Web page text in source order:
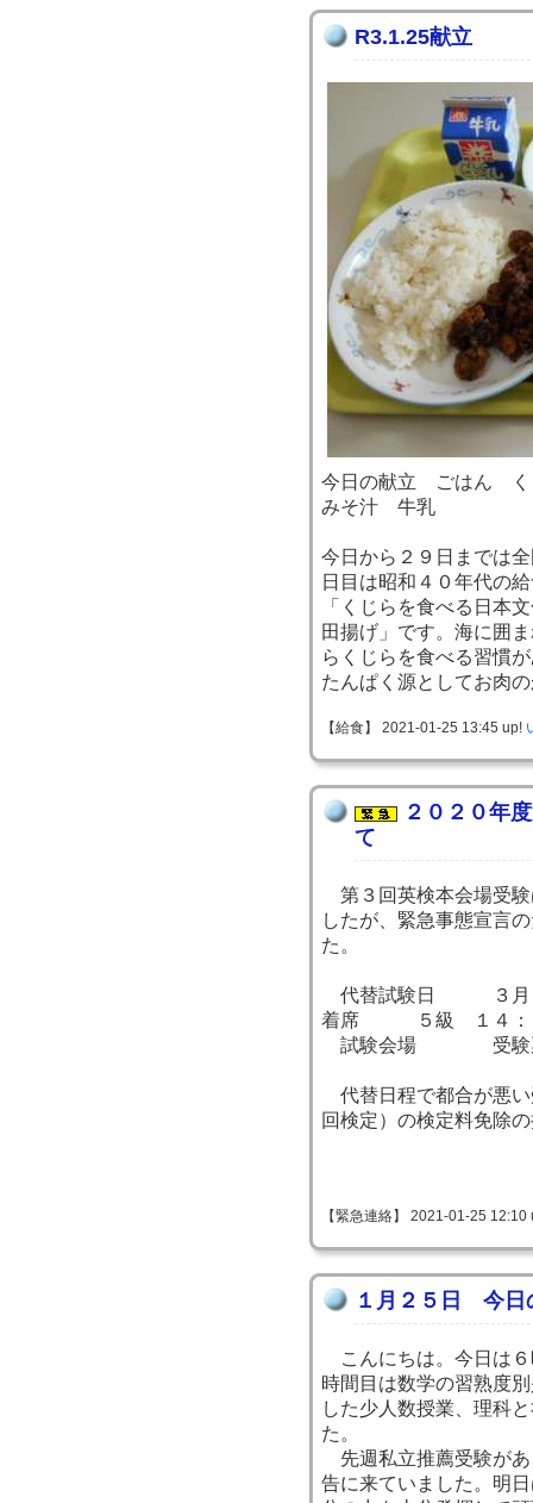
R3.1.25献立
今日の献立 ごはん
みそ汁 牛乳
今日から２９日までは
日目は昭和４０年代の
「くじらを食べる日本
田揚げ」です。海に囲
らくじらを食べる習慣
たんぱく源としてお肉
【給食】 2021-01-25 13:45 up!
２０２０年
て
第３回英検本会場受験
したが、緊急事態宣言
た。
代替試験日 ３月
着席 ５級 １４：
試験会場 受験
代替日程で都合が悪い
回検定）の検定料免除
【緊急連絡】 2021-01-25
１月２５日 今日
こんにちは。今日は６
時間目は数学の習熟度
した少人数授業、理科
た。
先週私立推薦受験があ
告に来ていました。明